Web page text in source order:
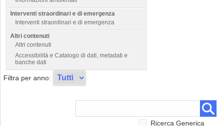
Interventi straordinari e di emergenza
Interventi straordinari e di emergenza
Altri contenuti
Altri contenuti
Accessibilità e Catalogo di dati, metadati e
banche dati
Filtra per anno:
Ricerca Generica